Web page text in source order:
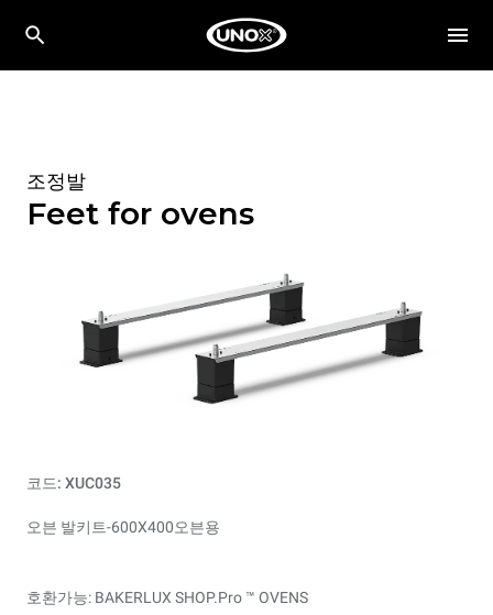
조정발
Feet for ovens
코드: XUC035
오븐 발키트-600X400오븐용
호환가능: BAKERLUX SHOP.Pro ™ OVENS